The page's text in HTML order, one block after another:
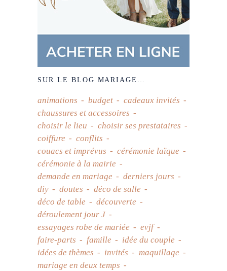
SUR LE BLOG MARIAGE…
animations budget
cadeaux invités
chaussures et accessoires
choisir le lieu
choisir ses prestataires
coiffure
conflits
couacs et imprévus
cérémonie laïque
cérémonie à la mairie
demande en mariage
derniers jours
diy
doutes
déco de salle
déco de table
découverte
déroulement jour J
essayages robe de mariée
evjf
faire-parts
famille
idée du couple
idées de thèmes
invités
maquillage
mariage en deux temps